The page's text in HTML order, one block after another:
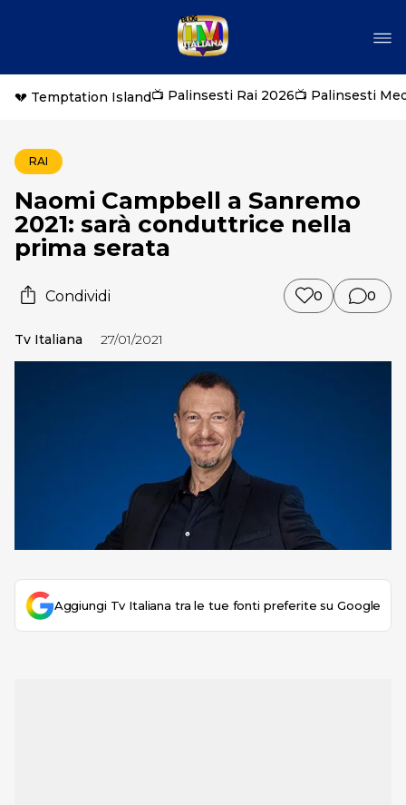
💔 Temptation Island📺 Palinsesti Rai 2026📺 Palinsesti
RAI
Naomi Campbell a Sanremo
2021: sarà conduttrice nella
prima serata
Condividi 0 0
Tv Italiana 27/01/2021
Aggiungi Tv Italiana tra le tue fonti preferite su Google